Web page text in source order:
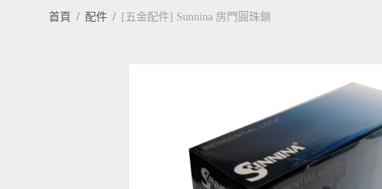
首頁 / 配件 / [五金配件] Sunnina 房門圓珠鎖